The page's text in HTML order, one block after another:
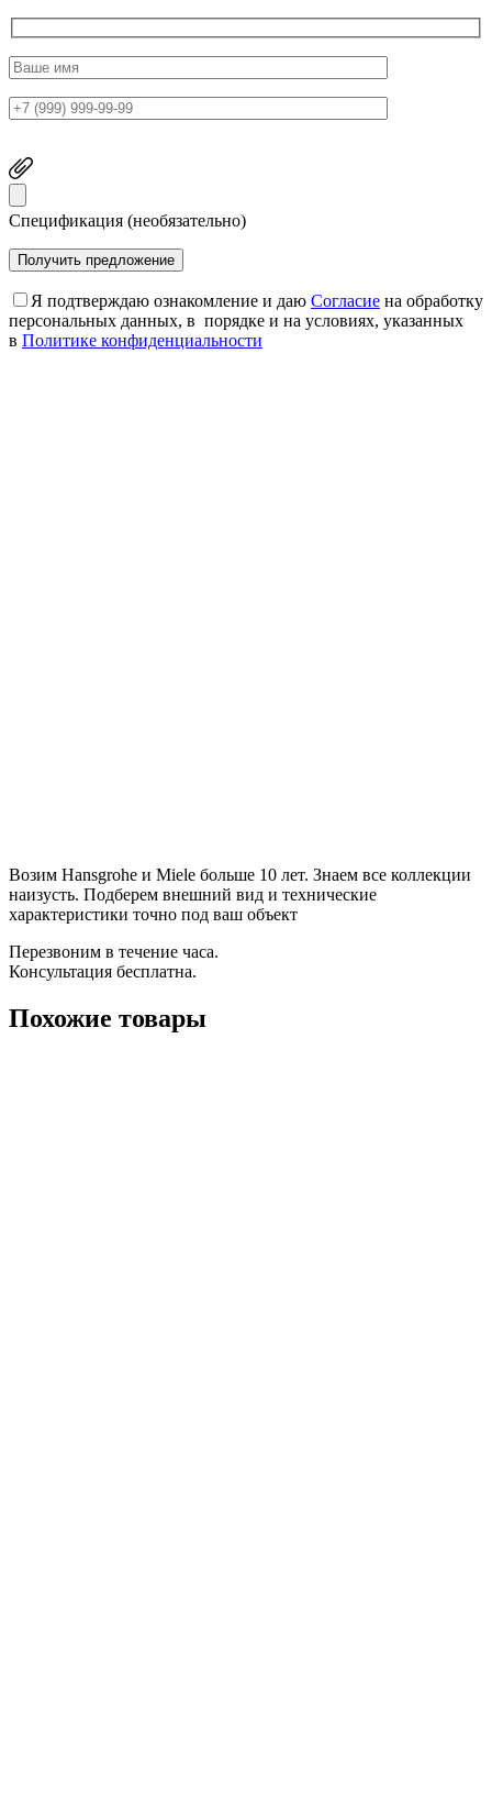
Спецификация (необязательно)
Я подтверждаю ознакомление и даю Согласие на обработку
персональных данных, в порядке и на условиях, указанных
в Политике конфиденциальности
Возим Hansgrohe и Miele больше 10 лет. Знаем все коллекции
наизусть. Подберем внешний вид и технические
характеристики точно под ваш объект
Перезвоним в течение часа.
Консультация бесплатна.
Похожие товары